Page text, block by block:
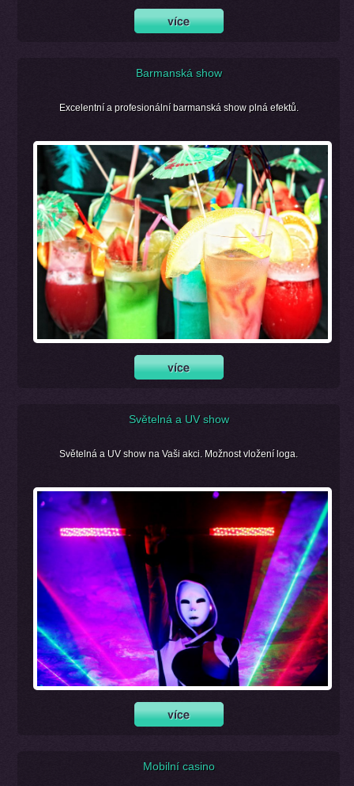
Barmanská show
Excelentní a profesionální barmanská show plná efektů.
Světelná a UV show
Světelná a UV show na Vaši akci. Možnost vložení loga.
Mobilní casino